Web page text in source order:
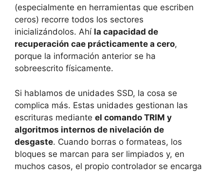
(especialmente en herramientas que escriben
ceros) recorre todos los sectores
inicializándolos. Ahí la capacidad de
recuperación cae prácticamente a cero,
porque la información anterior se ha
sobreescrito físicamente.
Si hablamos de unidades SSD, la cosa se
complica más. Estas unidades gestionan las
escrituras mediante el comando TRIM y
algoritmos internos de nivelación de
desgaste. Cuando borras o formateas, los
bloques se marcan para ser limpiados y, en
muchos casos, el propio controlador se encarga